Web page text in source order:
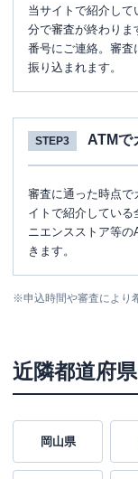
当サイトで紹介し
分で審査が終わりま
番号にご連絡。審査
振り込まれます。
STEP3 ATMで
審査に通った時点で
イトで紹介してい
ニエンスストア等
きます。
※申込時間や審査により
近隣都道府
岡山県